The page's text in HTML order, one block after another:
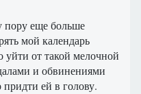
пору еще больше
мой календарь
уйти от такой мелочной
и обвинениями
ей в голову.